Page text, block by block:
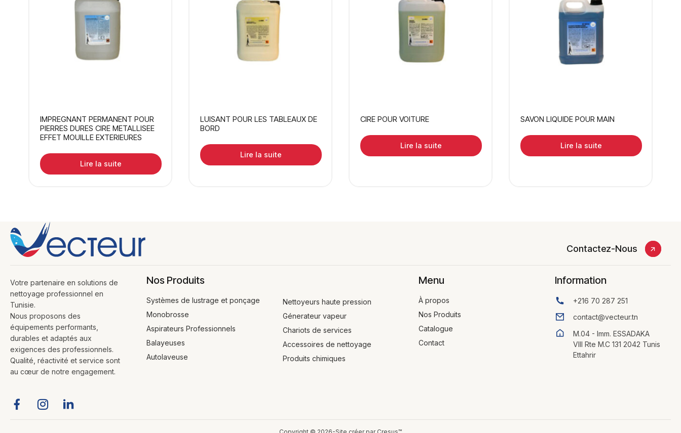
IMPREGNANT PERMANENT POUR
PIERRES DURES CIRE METALLISEE
EFFET MOUILLE EXTERIEURES
Lire la suite
LUISANT POUR LES TABLEAUX DE
BORD
Lire la suite
CIRE POUR VOITURE
Lire la suite
SAVON LIQUIDE POUR MAIN
Lire la suite
Contactez-Nous
Votre partenaire en solutions de
nettoyage professionnel en
Tunisie.
Nous proposons des
équipements performants,
durables et adaptés aux
exigences des professionnels.
Qualité, réactivité et service sont
au cœur de notre engagement.
Nos Produits
Systèmes de lustrage et ponçage
Monobrosse
Aspirateurs Professionnels
Balayeuses
Autolaveuse
Nettoyeurs haute pression
Génerateur vapeur
Chariots de services
Accessoires de nettoyage
Produits chimiques
Menu
À propos
Nos Produits
Catalogue
Contact
Information
+216 70 287 251
contact@vecteur.tn
M.04 - Imm. ESSADAKA
VIII Rte M.C 131 2042 Tunis
Ettahrir